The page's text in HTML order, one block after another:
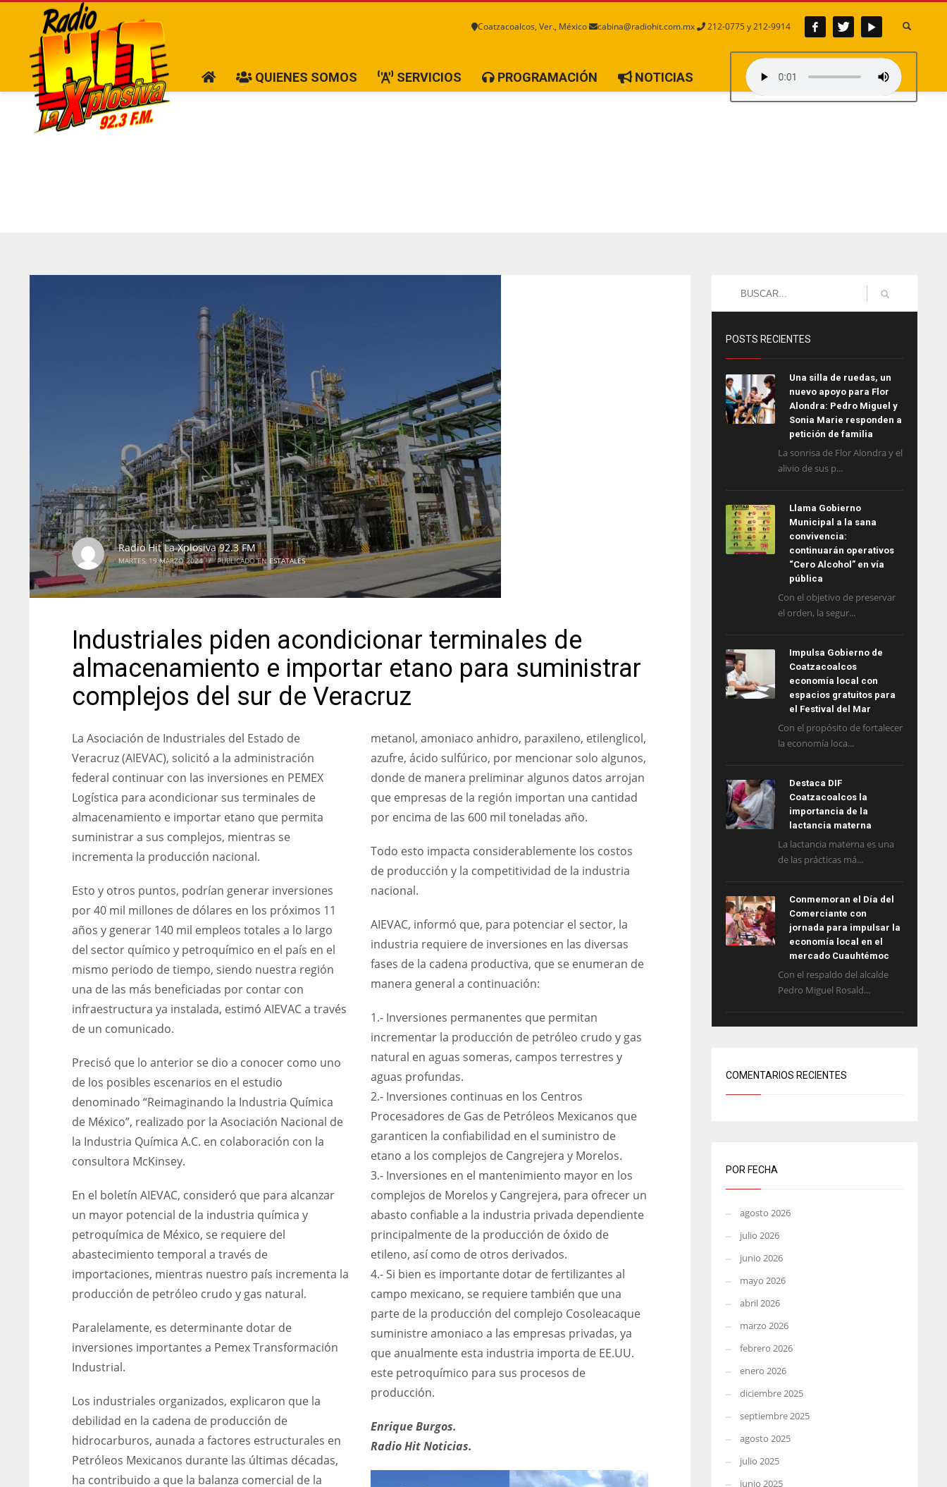
Coatzacoalcos, Ver., México cabina@radiohit.com.mx 212-0775 y 212-9914
QUIENES SOMOS SERVICIOS PROGRAMACIÓN NOTICIAS
Radio Hit La Xplosiva 92.3 FM
MARTES, 19 MARZO 2024 / PUBLICADO EN ESTATALES
Industriales piden acondicionar terminales de
almacenamiento e importar etano para suministrar
complejos del sur de Veracruz
La Asociación de Industriales del Estado de
Veracruz (AIEVAC), solicitó a la administración
federal continuar con las inversiones en PEMEX
Logística para acondicionar sus terminales de
almacenamiento e importar etano que permita
suministrar a sus complejos, mientras se
incrementa la producción nacional.
Esto y otros puntos, podrían generar inversiones
por 40 mil millones de dólares en los próximos 11
años y generar 140 mil empleos totales a lo largo
del sector químico y petroquímico en el país en el
mismo periodo de tiempo, siendo nuestra región
una de las más beneficiadas por contar con
infraestructura ya instalada, estimó AIEVAC a través
de un comunicado.
Precisó que lo anterior se dio a conocer como uno
de los posibles escenarios en el estudio
denominado “Reimaginando la Industria Química
de México”, realizado por la Asociación Nacional de
la Industria Química A.C. en colaboración con la
consultora McKinsey.
En el boletín AIEVAC, consideró que para alcanzar
un mayor potencial de la industria química y
petroquímica de México, se requiere del
abastecimiento temporal a través de
importaciones, mientras nuestro país incrementa la
producción de petróleo crudo y gas natural.
Paralelamente, es determinante dotar de
inversiones importantes a Pemex Transformación
Industrial.
Los industriales organizados, explicaron que la
debilidad en la cadena de producción de
hidrocarburos, aunada a factores estructurales en
Petróleos Mexicanos durante las últimas décadas,
ha contribuido a que la balanza comercial de la
metanol, amoniaco anhidro, paraxileno, etilenglicol,
azufre, ácido sulfúrico, por mencionar solo algunos,
donde de manera preliminar algunos datos arrojan
que empresas de la región importan una cantidad
por encima de las 600 mil toneladas año.
Todo esto impacta considerablemente los costos
de producción y la competitividad de la industria
nacional.
AIEVAC, informó que, para potenciar el sector, la
industria requiere de inversiones en las diversas
fases de la cadena productiva, que se enumeran de
manera general a continuación:
1.- Inversiones permanentes que permitan
incrementar la producción de petróleo crudo y gas
natural en aguas someras, campos terrestres y
aguas profundas.
2.- Inversiones continuas en los Centros
Procesadores de Gas de Petróleos Mexicanos que
garanticen la confiabilidad en el suministro de
etano a los complejos de Cangrejera y Morelos.
3.- Inversiones en el mantenimiento mayor en los
complejos de Morelos y Cangrejera, para ofrecer un
abasto confiable a la industria privada dependiente
principalmente de la producción de óxido de
etileno, así como de otros derivados.
4.- Si bien es importante dotar de fertilizantes al
campo mexicano, se requiere también que una
parte de la producción del complejo Cosoleacaque
suministre amoniaco a las empresas privadas, ya
que anualmente esta industria importa de EE.UU.
este petroquímico para sus procesos de
producción.
Enrique Burgos.
Radio Hit Noticias.
POSTS RECIENTES
Una silla de ruedas, un
nuevo apoyo para Flor
Alondra: Pedro Miguel y
Sonia Marie responden a
petición de familia
La sonrisa de Flor Alondra y el
alivio de sus p...
Llama Gobierno
Municipal a la sana
convivencia:
continuarán operativos
“Cero Alcohol” en vía
pública
Con el objetivo de preservar
el orden, la segur...
Impulsa Gobierno de
Coatzacoalcos
economía local con
espacios gratuitos para
el Festival del Mar
Con el propósito de fortalecer
la economía loca...
Destaca DIF
Coatzacoalcos la
importancia de la
lactancia materna
La lactancia materna es una
de las prácticas má...
Conmemoran el Día del
Comerciante con
jornada para impulsar la
economía local en el
mercado Cuauhtémoc
Con el respaldo del alcalde
Pedro Miguel Rosald...
COMENTARIOS RECIENTES
POR FECHA
agosto 2026
julio 2026
junio 2026
mayo 2026
abril 2026
marzo 2026
febrero 2026
enero 2026
diciembre 2025
septiembre 2025
agosto 2025
julio 2025
junio 2025